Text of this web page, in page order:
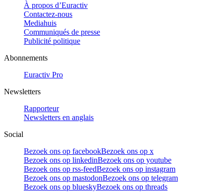
À propos d’Euractiv
Contactez-nous
Mediahuis
Communiqués de presse
Publicité politique
Abonnements
Euractiv Pro
Newsletters
Rapporteur
Newsletters en anglais
Social
Bezoek ons op facebookBezoek ons op x
Bezoek ons op linkedinBezoek ons op youtube
Bezoek ons op rss-feedBezoek ons op instagram
Bezoek ons op mastodonBezoek ons op telegram
Bezoek ons op blueskyBezoek ons op threads